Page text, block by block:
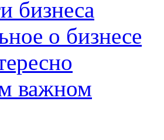
бизнеса
о бизнесе
важном